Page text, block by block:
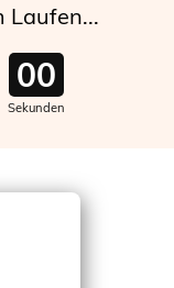
Laufen...
00
Sekunden